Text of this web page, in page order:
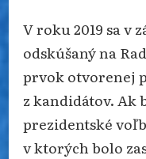
V roku 2019 sa v
odskúšaný na
prvok otvorenej
z kandidátov. Ak
prezidentské
v ktorých bolo